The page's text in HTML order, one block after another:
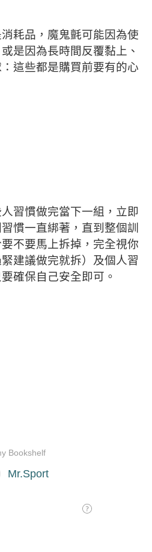
耗品，魔鬼氈可能因為使
是因為長時間反覆黏上、
這些都是購買前要有的心
習慣做完當下一組，立即
慣一直綁著，直到整個訓
不要馬上拆掉，完全視你
建議做完就拆）及個人習
確保自己安全即可。